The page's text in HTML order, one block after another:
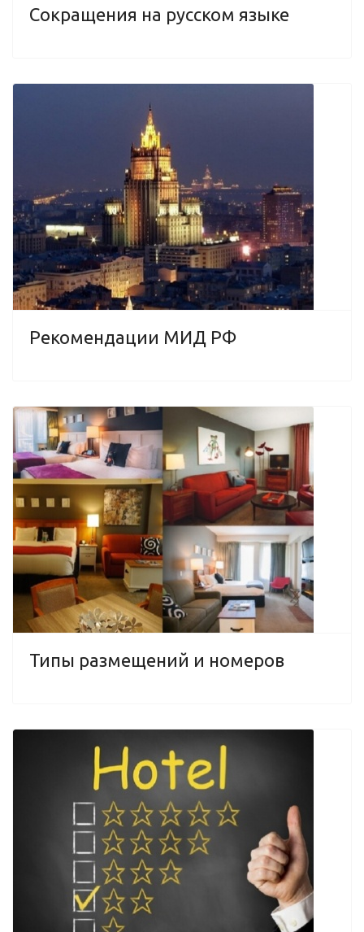
Сокращения на русском языке
Рекомендации МИД РФ
Типы размещений и номеров